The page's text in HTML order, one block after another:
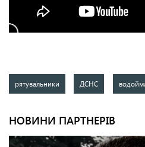
рятувальники ДСНС